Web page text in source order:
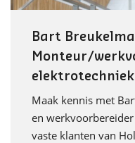
Bart
Monteur/
elektrotechniek
Maak kennis met
en
vaste klanten van